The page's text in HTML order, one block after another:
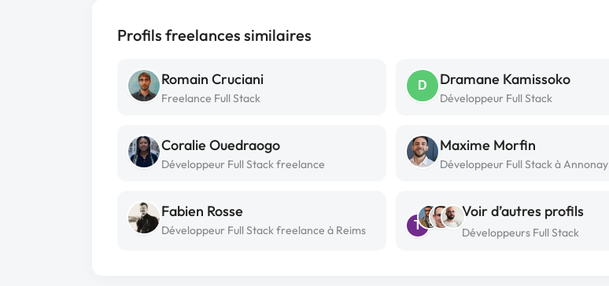
Profils freelances similaires
Romain Cruciani
Freelance Full Stack
D Dramane Kamissoko
Développeur Full Stack
Coralie Ouedraogo
Développeur Full Stack freelance
Maxime Morfin
Développeur Full Stack à Annonay
Fabien Rosse
Développeur Full Stack freelance à Reims T
Voir d’autres profils
Développeurs Full Stack